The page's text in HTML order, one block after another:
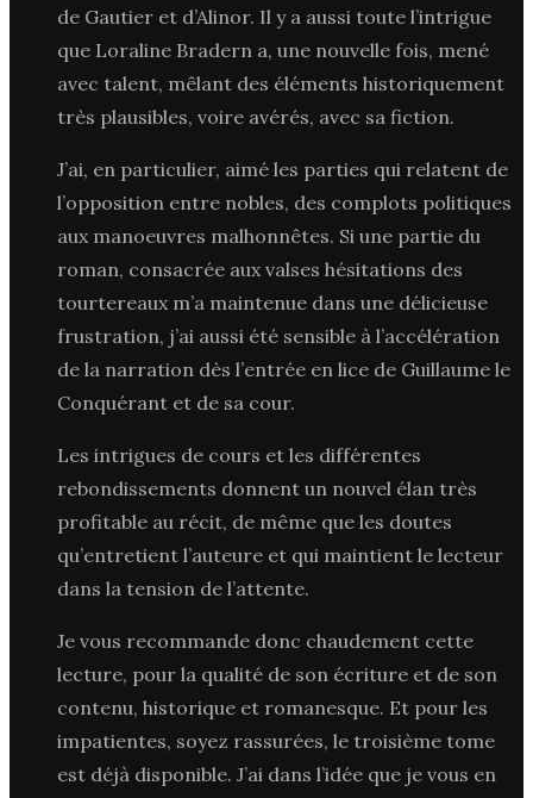
de Gautier et d’Alinor. Il y a aussi toute l’intrigue
que Loraline Bradern a, une nouvelle fois, mené
avec talent, mêlant des éléments historiquement
très plausibles, voire avérés, avec sa fiction.
J’ai, en particulier, aimé les parties qui relatent de
l’opposition entre nobles, des complots politiques
aux manoeuvres malhonnêtes. Si une partie du
roman, consacrée aux valses hésitations des
tourtereaux m’a maintenue dans une délicieuse
frustration, j’ai aussi été sensible à l’accélération
de la narration dès l’entrée en lice de Guillaume le
Conquérant et de sa cour.
Les intrigues de cours et les différentes
rebondissements donnent un nouvel élan très
profitable au récit, de même que les doutes
qu’entretient l’auteure et qui maintient le lecteur
dans la tension de l’attente.
Je vous recommande donc chaudement cette
lecture, pour la qualité de son écriture et de son
contenu, historique et romanesque. Et pour les
impatientes, soyez rassurées, le troisième tome
est déjà disponible. J’ai dans l’idée que je vous en